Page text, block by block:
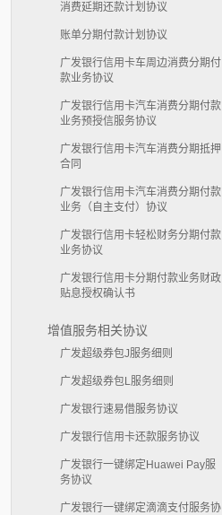
消费延期还款计划协议
账单分期付款计划协议
广发银行信用卡车周边消费分期付
款业务协议
广发银行信用卡汽车消费分期付款
业务预授信服务协议
广发银行信用卡汽车消费分期抵押
合同
广发银行信用卡汽车消费分期付款
业务（自主支付）协议
广发银行信用卡轻松财务分期付款
业务协议
广发银行信用卡分期付款业务财政
贴息授权确认书
增值服务相关协议
广发超级券包J服务细则
广发超级券包L服务细则
广发银行速易借服务协议
广发银行信用卡还款服务协议
广发银行一键绑定Huawei Pay服
务协议
广发银行一键绑定滴滴支付服务协